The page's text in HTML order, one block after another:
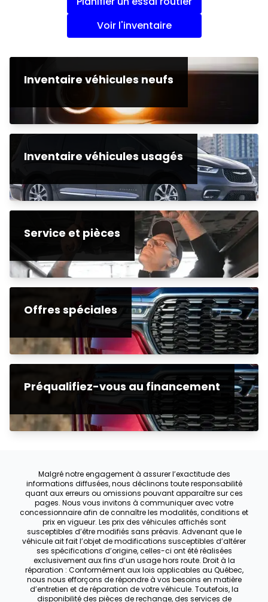
Voir l'inventaire
Inventaire véhicules neufs
Inventaire véhicules usagés
Service et pièces
Offres spéciales
Préqualifiez-vous au financement
Malgré notre engagement à assurer l’exactitude des
informations diffusées, nous déclinons toute responsabilité
quant aux erreurs ou omissions pouvant apparaître sur ces
pages. Nous vous invitons à communiquer avec votre
concessionnaire afin de connaître les modalités, conditions et
prix en vigueur. Les prix des véhicules affichés sont
susceptibles d’être modifiés sans préavis. Advenant que le
véhicule ait fait l’objet de modifications susceptibles d’altérer
ses spécifications d’origine, celles-ci ont été réalisées
exclusivement aux fins d’un usage hors route. Droit à la
réparation : Conformément aux lois applicables au Québec,
nous nous efforçons de répondre à vos besoins en matière
d’entretien et de réparation de votre véhicule. Toutefois, la
disponibilité des pièces de rechange, des services de